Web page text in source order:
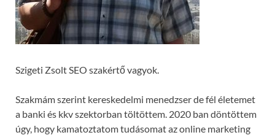
Szigeti Zsolt SEO szakértő vagyok.
Szakmám szerint kereskedelmi menedzser de fél életemet
a banki és kkv szektorban töltöttem. 2020 ban döntöttem
úgy, hogy kamatoztatom tudásomat az online marketing